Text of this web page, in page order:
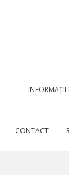
INFORMAȚII
CONTACT